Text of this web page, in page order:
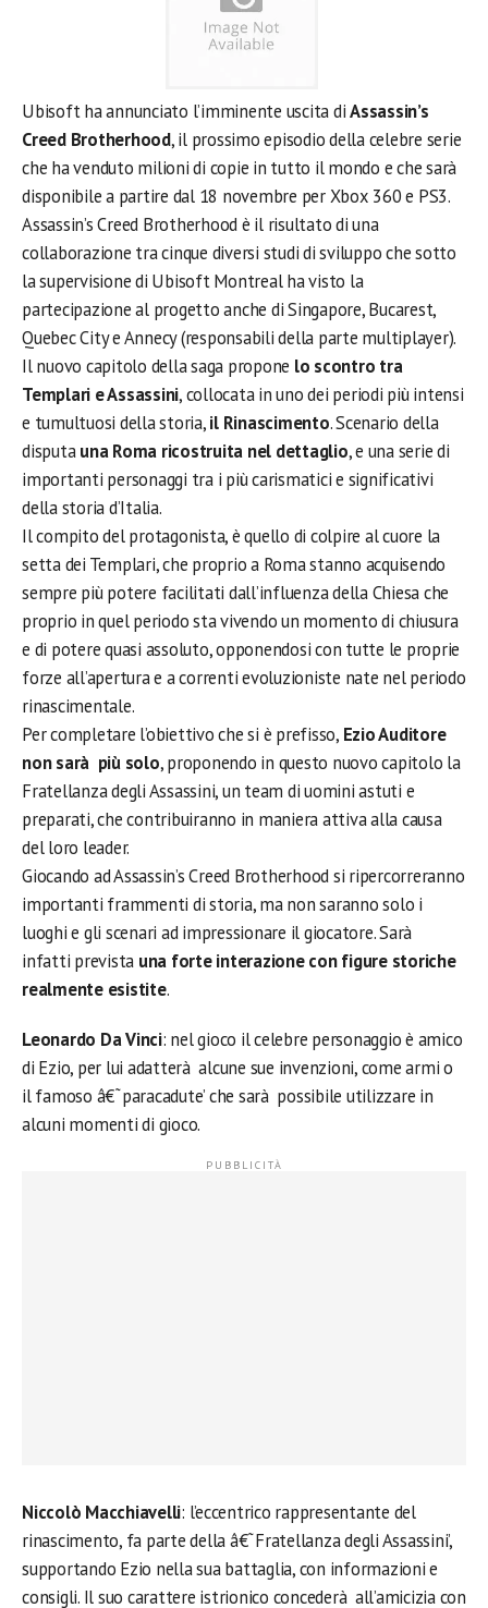
Ubisoft ha annunciato l’imminente uscita diAssassin’s
Creed Brotherhood, il prossimo episodio della celebre serie
che ha venduto milioni di copie in tutto il mondo e che sarà
disponibile a partire dal 18 novembre per Xbox 360 e PS3.
Assassin’s Creed Brotherhood è il risultato di una
collaborazione tra cinque diversi studi di sviluppo che sotto
la supervisione di Ubisoft Montreal ha visto la
partecipazione al progetto anche di Singapore, Bucarest,
Quebec City e Annecy (responsabili della parte multiplayer).
Il nuovo capitolo della saga propone lo scontro tra
Templari e Assassini, collocata in uno dei periodi più intensi
e tumultuosi della storia,il Rinascimento. Scenario della
disputauna Roma ricostruita nel dettaglio, e una serie di
importanti personaggi tra i più carismatici e significativi
della storia d’Italia.
Il compito del protagonista, è quello di colpire al cuore la
setta dei Templari, che proprio a Roma stanno acquisendo
sempre più potere facilitati dall’influenza della Chiesa che
proprio in quel periodo sta vivendo un momento di chiusura
e di potere quasi assoluto, opponendosi con tutte le proprie
forze all’apertura e a correnti evoluzioniste nate nel periodo
rinascimentale.
Per completare l’obiettivo che si è prefisso, Ezio Auditore
non sarà più solo, proponendo in questo nuovo capitolo la
Fratellanza degli Assassini, un team di uomini astuti e
preparati, che contribuiranno in maniera attiva alla causa
del loro leader.
Giocando ad Assassin’s Creed Brotherhood si ripercorreranno
importanti frammenti di storia, ma non saranno solo i
luoghi e gli scenari ad impressionare il giocatore. Sarà
infatti prevista una forte interazione con figure storiche
realmente esistite.
Leonardo Da Vinci: nel gioco il celebre personaggio è amico
di Ezio, per lui adatterà alcune sue invenzioni, come armi o
il famoso â€˜paracadute’ che sarà possibile utilizzare in
alcuni momenti di gioco.
Niccolò Macchiavelli: l’eccentrico rappresentante del
rinascimento, fa parte della â€˜Fratellanza degli Assassini’,
supportando Ezio nella sua battaglia, con informazioni e
consigli. Il suo carattere istrionico concederà all’amicizia con